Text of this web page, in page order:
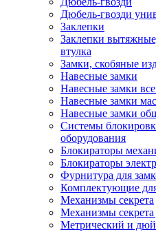
Дюбель-гвозди
Заклепки
Заклепки
втулка
Замки, скобяные
Навесные замки
Навесные замки
Навесные замки
Навесные замки
Системы
оборудования
Блокираторы
Блокираторы
Фурнитура для
Комплектующие
Механизмы секрета
Механизмы секрета
Метрический и